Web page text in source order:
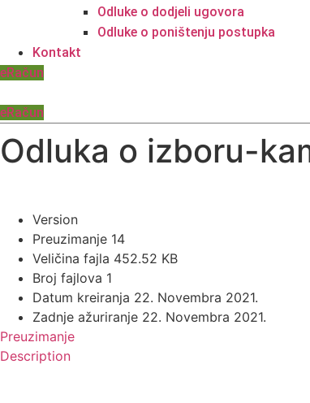
Odluke o dodjeli ugovora
Odluke o poništenju postupka
Kontakt
eRačun
eRačun
Odluka o izboru-
Version
Preuzimanje 14
Veličina fajla 452.52 KB
Broj fajlova 1
Datum kreiranja 22. Novembra 2021.
Zadnje ažuriranje 22. Novembra 2021.
Preuzimanje
Description